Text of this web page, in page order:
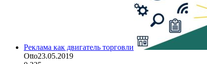
Реклама как двигатель торговли
Otto23.05.2019